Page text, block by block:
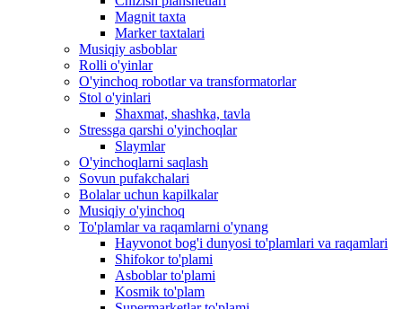
Magnit taxta
Marker taxtalari
Musiqiy asboblar
Rolli o'yinlar
O'yinchoq robotlar va transformatorlar
Stol o'yinlari
Shaxmat, shashka, tavla
Stressga qarshi o'yinchoqlar
Slaymlar
O'yinchoqlarni saqlash
Sovun pufakchalari
Bolalar uchun kapilkalar
Musiqiy o'yinchoq
To'plamlar va raqamlarni o'ynang
Hayvonot bog'i dunyosi to'plamlari va raqamlari
Shifokor to'plami
Asboblar to'plami
Kosmik to'plam